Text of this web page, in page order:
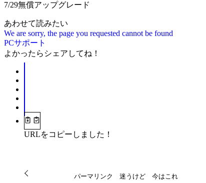
7/29無償アップグレード
あわせて読みたい
We are sorry, the page you requested cannot be found
PCサポート
よかったらシェアしてね！
URLをコピーしました！
パーマリンク 迷うけど 今はこれ